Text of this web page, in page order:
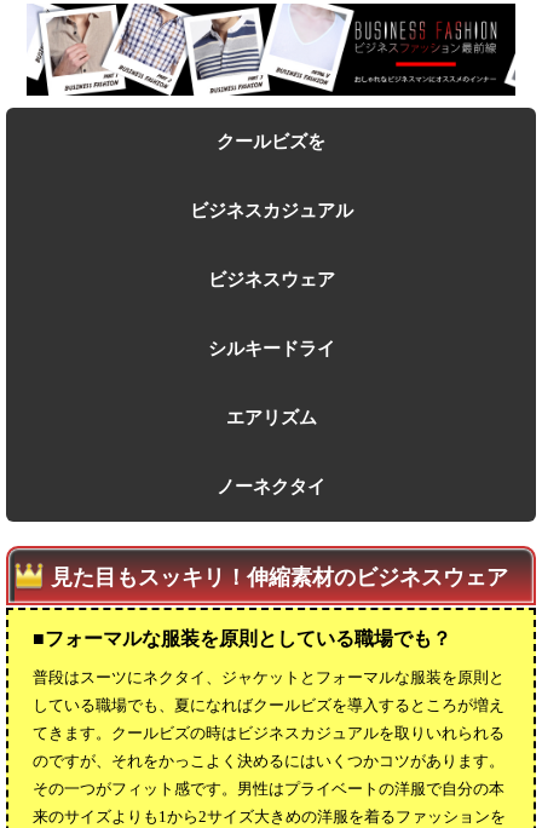
クールビズを
ビジネスカジュアル
ビジネスウェア
シルキードライ
エアリズム
ノーネクタイ
見た目もスッキリ！伸縮素材のビジネスウェア
■フォーマルな服装を原則としている職場でも？
普段はスーツにネクタイ、ジャケットとフォーマルな服装を原則と
している職場でも、夏になればクールビズを導入するところが増え
てきます。クールビズの時はビジネスカジュアルを取りいれられる
のですが、それをかっこよく決めるにはいくつかコツがあります。
その一つがフィット感です。男性はプライベートの洋服で自分の本
来のサイズよりも1から2サイズ大きめの洋服を着るファッションを